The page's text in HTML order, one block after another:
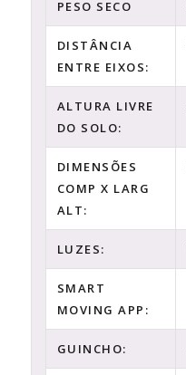
PESO SECO
DISTÂNCIA
ENTRE EIXOS:
ALTURA LIVRE
DO SOLO:
DIMENSÕES
COMP X LARG
ALT:
LUZES:
SMART
MOVING APP:
GUINCHO: